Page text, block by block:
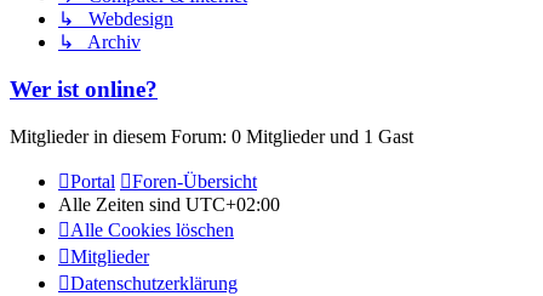
↳ Webdesign
↳ Archiv
Wer ist online?
Mitglieder in diesem Forum: 0 Mitglieder und 1 Gast
Portal
Foren-Übersicht
Alle Zeiten sind UTC+02:00
Alle Cookies löschen
Mitglieder
Datenschutzerklärung